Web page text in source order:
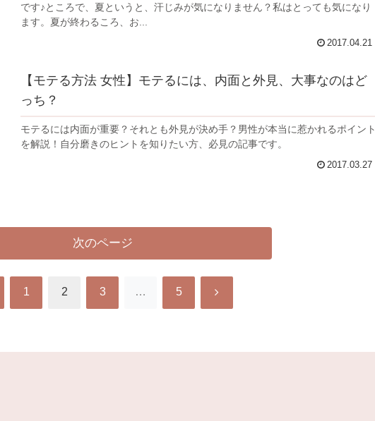
です♪ところで、夏というと、汗じみが気になりません？私はとっても気になり
ます。夏が終わるころ、お...
2017.04.21
【モテる方法 女性】モテるには、内面と外見、大事なのはど
っち？
モテるには内面が重要？それとも外見が決め手？男性が本当に惹かれるポイント
を解説！自分磨きのヒントを知りたい方、必見の記事です。
2017.03.27
次のページ
1 2 3 … 5 次